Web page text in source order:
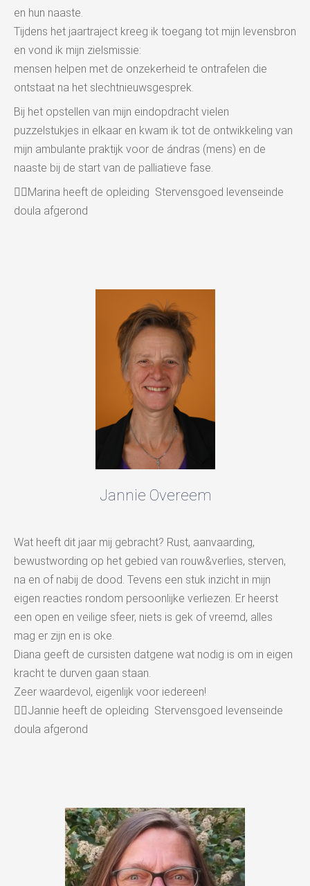
en hun naaste.
Tijdens het jaartraject kreeg ik toegang tot mijn levensbron
en vond ik mijn zielsmissie:
mensen helpen met de onzekerheid te ontrafelen die
ontstaat na het slechtnieuwsgesprek.
Bij het opstellen van mijn eindopdracht vielen
puzzelstukjes in elkaar en kwam ik tot de ontwikkeling van
mijn ambulante praktijk voor de ándras (mens) en de
naaste bij de start van de palliatieve fase.
👉🏻Marina heeft de opleiding Stervensgoed levenseinde
doula afgerond
Jannie Overeem
Wat heeft dit jaar mij gebracht? Rust, aanvaarding,
bewustwording op het gebied van rouw&verlies, sterven,
na en of nabij de dood. Tevens een stuk inzicht in mijn
eigen reacties rondom persoonlijke verliezen. Er heerst
een open en veilige sfeer, niets is gek of vreemd, alles
mag er zijn en is oke.
Diana geeft de cursisten datgene wat nodig is om in eigen
kracht te durven gaan staan.
Zeer waardevol, eigenlijk voor iedereen!
👉🏻Jannie heeft de opleiding Stervensgoed levenseinde
doula afgerond